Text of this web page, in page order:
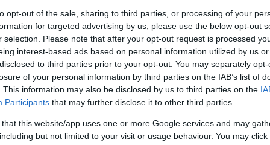
opt-out of the sale, sharing to third parties, or processing of your
for targeted advertising by us, please use the below opt-out
selection. Please note that after your opt-out request is processed
interest-based ads based on personal information utilized by us
to third parties prior to your opt-out. You may separately
of your personal information by third parties on the IAB’s list of
This information may also be disclosed by us to third parties on the
Participants that may further disclose it to other third parties.
that this website/app uses one or more Google services and may
but not limited to your visit or usage behaviour. You may
che avvolgono la psicoanalisi non sono del
concettuali da quello schema che Cartesio
esplicativi, ha lacerato l'uomo in anima (res
Binswanger, è "il cancro di ogni psicologia".
l'economia, la religione, la psicoanalisi, la
vissuto, in conformità alla logica e alla